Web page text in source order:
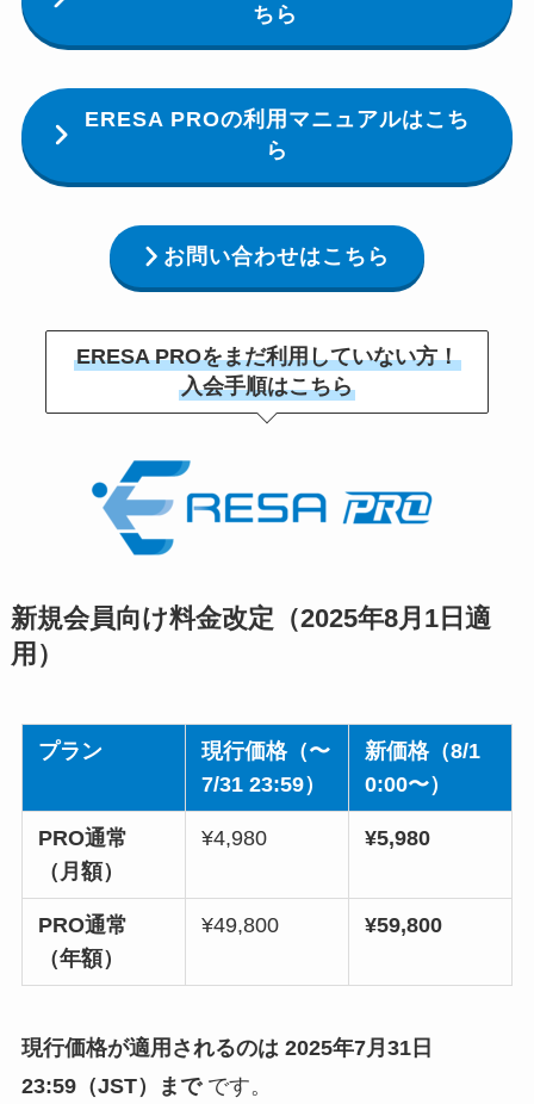
ちら
ERESA PROの利用マニュアルはこち
ら
お問い合わせはこちら
ERESA PROをまだ利用していない方！
入会手順はこちら
新規会員向け料金改定（2025年8月1日適
用）
プラン
現行価格（〜
7/31 23:59）
新価格（8/1
0:00〜）
PRO通常
（月額）
¥4,980 ¥5,980
PRO通常
（年額）
¥49,800 ¥59,800
現行価格が適用されるのは 2025年7月31日
23:59（JST）までです。